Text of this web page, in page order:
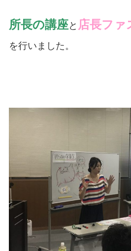
所長の講座と 店長ファ
を行いました。